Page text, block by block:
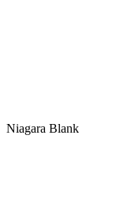
Niagara Blank